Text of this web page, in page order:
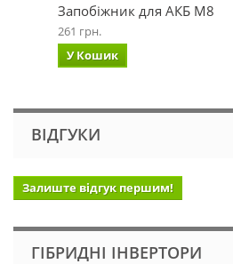
Запобіжник для АКБ М8
261 грн.
У Кошик
ВІДГУКИ
Залиште відгук першим!
ГІБРИДНІ ІНВЕРТОРИ